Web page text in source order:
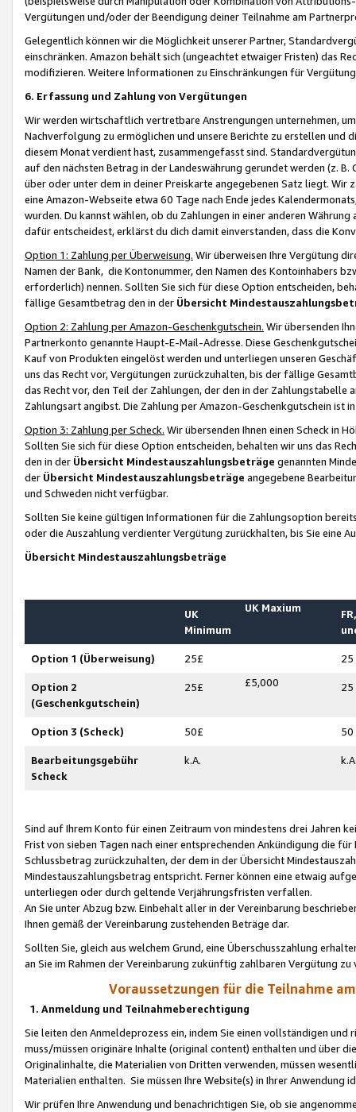
Vergütungen und/oder der Beendigung deiner Teilnahme am
Gelegentlich können wir die Möglichkeit unserer Partner,
einschränken. Amazon behält sich (ungeachtet etwaiger Fristen) das
modifizieren. Weitere Informationen zu Einschränkungen für
6. Erfassung und Zahlung von Vergütungen
Wir werden wirtschaftlich vertretbare Anstrengungen unternehmen,
Nachverfolgung zu ermöglichen und unsere Berichte zu erstellen und
diesem Monat verdient hast, zusammengefasst sind.
auf den nächsten Betrag in der Landeswährung gerundet werden (z.
über oder unter dem in deiner Preiskarte angegebenen Satz liegt.
eine Amazon-Webseite etwa 60 Tage nach Ende jedes
wurden. Du kannst wählen, ob du Zahlungen in einer anderen
dafür entscheidest, erklärst du dich damit einverstanden, dass die
Option 1: Zahlung per Überweisung. Wir überweisen Ihre Vergütung
Namen der Bank, die Kontonummer, den Namen des Kontoinhabers
erforderlich) nennen. Sollten Sie sich für diese Option entscheiden,
fällige Gesamtbetrag den in der Übersicht
Option 2: Zahlung per Amazon-Geschenkgutschein. Wir übersenden
Partnerkonto genannte Haupt-E-Mail-Adresse. Diese
Kauf von Produkten eingelöst werden und unterliegen unseren
uns das Recht vor, Vergütungen zurückzuhalten, bis der fällige
das Recht vor, den Teil der Zahlungen, der den in der
Zahlungsart angibst. Die Zahlung per Amazon-Geschenkgutschein ist
Option 3: Zahlung per Scheck. Wir übersenden Ihnen einen Scheck in
Sollten Sie sich für diese Option entscheiden, behalten wir uns das
den in der Übersicht Mindestauszahlungsbeträge genannten
der Übersicht Mindestauszahlungsbeträge angegebene
und Schweden nicht verfügbar.
Sollten Sie keine gültigen Informationen für die Zahlungsoption
oder die Auszahlung verdienter Vergütung zurückhalten, bis Sie
Übersicht Mindestauszahlungsbeträge
UK
Minimum
UK Maxium
Option 1 (Überweisung) 25£ 25
Option 2
(Geschenkgutschein)
25£ £5,000 25
Option 3 (Scheck) 50£ 50
Bearbeitungsgebühr
Scheck
k.A.
Sind auf Ihrem Konto für einen Zeitraum von mindestens drei Jahren
Frist von sieben Tagen nach einer entsprechenden Ankündigung die
Schlussbetrag zurückzuhalten, der dem in der Übersicht
Mindestauszahlungsbetrag entspricht. Ferner können eine etwaig
unterliegen oder durch geltende Verjährungsfristen verfallen.
An Sie unter Abzug bzw. Einbehalt aller in der Vereinbarung
Ihnen gemäß der Vereinbarung zustehenden Beträge dar.
Sollten Sie, gleich aus welchem Grund, eine Überschusszahlung
an Sie im Rahmen der Vereinbarung zukünftig zahlbaren Vergütung zu
Voraussetzungen für die Teilnahme
1. Anmeldung und Teilnahmeberechtigung
Sie leiten den Anmeldeprozess ein, indem Sie einen vollständigen
muss/müssen originäre Inhalte (original content) enthalten und über
Originalinhalte, die Materialien von Dritten verwenden, müssen
Materialien enthalten. Sie müssen Ihre Website(s) in Ihrer Anwendung
Wir prüfen Ihre Anwendung und benachrichtigen Sie, ob sie